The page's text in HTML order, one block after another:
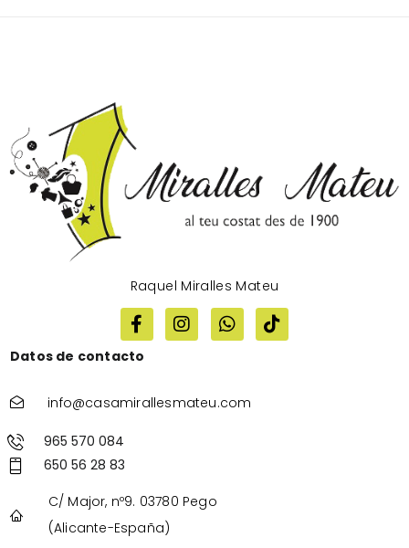
Raquel Miralles Mateu
Datos de contacto
info@casamirallesmateu.com
965 570 084
650 56 28 83
C/ Major, nº9. 03780 Pego
(Alicante-España)